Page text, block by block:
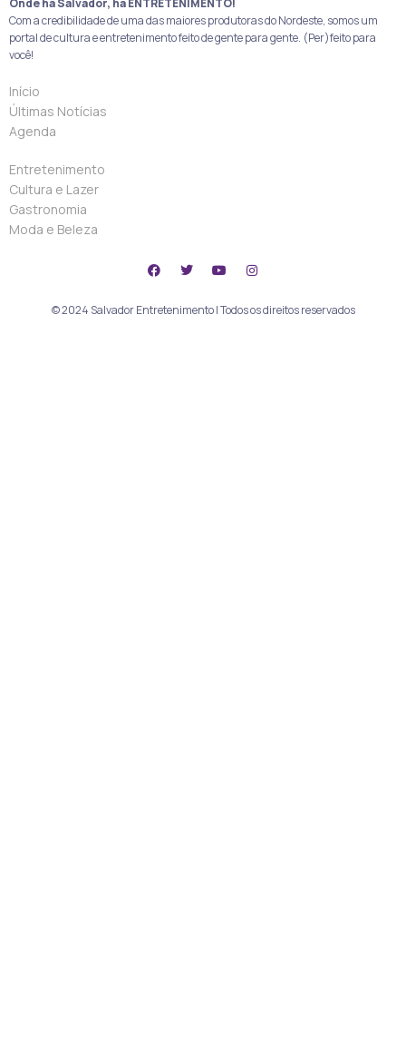
Onde há Salvador, há ENTRETENIMENTO!
Com a credibilidade de uma das maiores produtoras do Nordeste, somos um
portal de cultura e entretenimento feito de gente para gente. (Per)feito para
você!
Início
Últimas Notícias
Agenda
Entretenimento
Cultura e Lazer
Gastronomia
Moda e Beleza
© 2024 Salvador Entretenimento | Todos os direitos reservados